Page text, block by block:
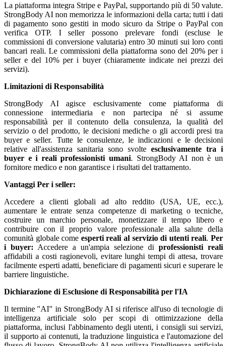
La piattaforma integra Stripe e PayPal, supportando più di 50 valute.
StrongBody AI non memorizza le informazioni della carta; tutti i dati
di pagamento sono gestiti in modo sicuro da Stripe o PayPal con
verifica OTP. I seller possono prelevare fondi (escluse le
commissioni di conversione valutaria) entro 30 minuti sui loro conti
bancari reali. Le commissioni della piattaforma sono del 20% per i
seller e del 10% per i buyer (chiaramente indicate nei prezzi dei
servizi).
Limitazioni di Responsabilità
StrongBody AI agisce esclusivamente come piattaforma di
connessione intermediaria e non partecipa né si assume
responsabilità per il contenuto della consulenza, la qualità del
servizio o del prodotto, le decisioni mediche o gli accordi presi tra
buyer e seller. Tutte le consulenze, le indicazioni e le decisioni
relative all'assistenza sanitaria sono svolte esclusivamente tra i
buyer e i reali professionisti umani. StrongBody AI non è un
fornitore medico e non garantisce i risultati del trattamento.
Vantaggi Per i seller:
Accedere a clienti globali ad alto reddito (USA, UE, ecc.),
aumentare le entrate senza competenze di marketing o tecniche,
costruire un marchio personale, monetizzare il tempo libero e
contribuire con il proprio valore professionale alla salute della
comunità globale come esperti reali al servizio di utenti reali.Per
i buyer: Accedere a un'ampia selezione di professionisti reali
affidabili a costi ragionevoli, evitare lunghi tempi di attesa, trovare
facilmente esperti adatti, beneficiare di pagamenti sicuri e superare le
barriere linguistiche.
Dichiarazione di Esclusione di Responsabilità per l'IA
Il termine "AI" in StrongBody AI si riferisce all'uso di tecnologie di
intelligenza artificiale solo per scopi di ottimizzazione della
piattaforma, inclusi l'abbinamento degli utenti, i consigli sui servizi,
il supporto ai contenuti, la traduzione linguistica e l'automazione del